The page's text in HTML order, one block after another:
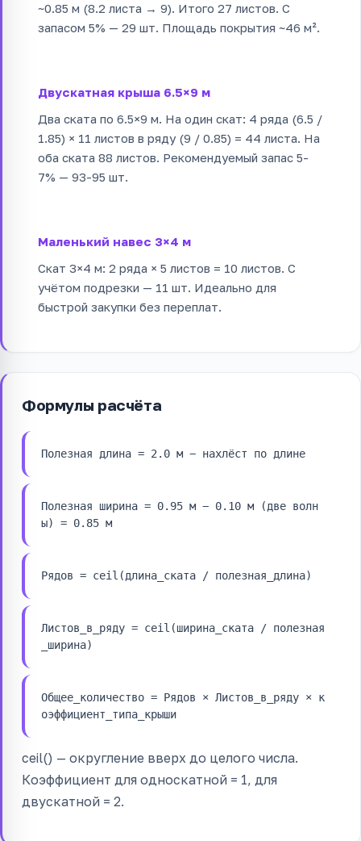
~0.85 м (8.2 листа → 9). Итого 27 листов. С
запасом 5% — 29 шт. Площадь покрытия ~46 м².
Двускатная крыша 6.5×9 м
Два ската по 6.5×9 м. На один скат: 4 ряда (6.5 /
1.85) × 11 листов в ряду (9 / 0.85) = 44 листа. На
оба ската 88 листов. Рекомендуемый запас 5-
7% — 93-95 шт.
Маленький навес 3×4 м
Скат 3×4 м: 2 ряда × 5 листов = 10 листов. С
учётом подрезки — 11 шт. Идеально для
быстрой закупки без переплат.
Формулы расчёта
Полезная длина = 2.0 м − нахлёст по длине
Полезная ширина = 0.95 м − 0.10 м (две волн
ы) = 0.85 м
Рядов = ceil(длина_ската / полезная_длина)
Листов_в_ряду = ceil(ширина_ската / полезная
_ширина)
Общее_количество = Рядов × Листов_в_ряду × к
оэффициент_типа_крыши
ceil() — округление вверх до целого числа.
Коэффициент для односкатной = 1, для
двускатной = 2.